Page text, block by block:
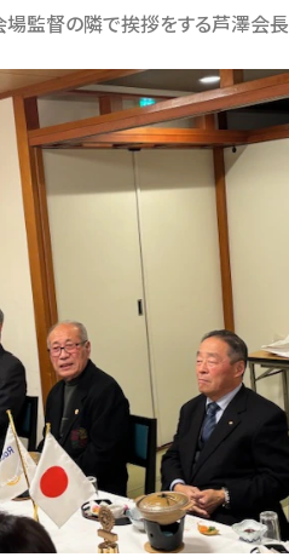
場監督の隣で挨拶をする芦澤会長